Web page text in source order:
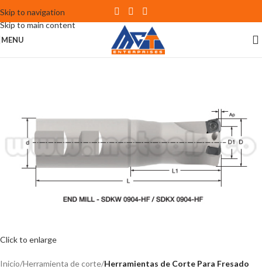
Skip to navigation
Skip to main content
MENU
Click to enlarge
Inicio Herramienta de corte Herramientas de Corte Para Fresado